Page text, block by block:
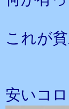
これが
安いコ